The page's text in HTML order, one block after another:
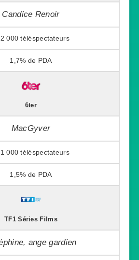
Candice Renoir
000
1,7%
6ter
MacGyver
000
1,5%
TF1 Séries Films
ange gardien